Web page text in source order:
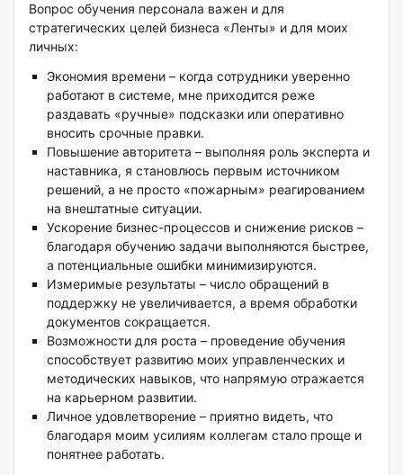
Вопрос обучения персонала важен и для
стратегических целей бизнеса «Ленты» и для моих
личных:
Экономия времени – когда сотрудники уверенно
работают в системе, мне приходится реже
раздавать «ручные» подсказки или оперативно
вносить срочные правки.
Повышение авторитета – выполняя роль эксперта и
наставника, я становлюсь первым источником
решений, а не просто «пожарным» реагированием
на внештатные ситуации.
Ускорение бизнес-процессов и снижение рисков –
благодаря обучению задачи выполняются быстрее,
а потенциальные ошибки минимизируются.
Измеримые результаты – число обращений в
поддержку не увеличивается, а время обработки
документов сокращается.
Возможности для роста – проведение обучения
способствует развитию моих управленческих и
методических навыков, что напрямую отражается
на карьерном развитии.
Личное удовлетворение – приятно видеть, что
благодаря моим усилиям коллегам стало проще и
понятнее работать.